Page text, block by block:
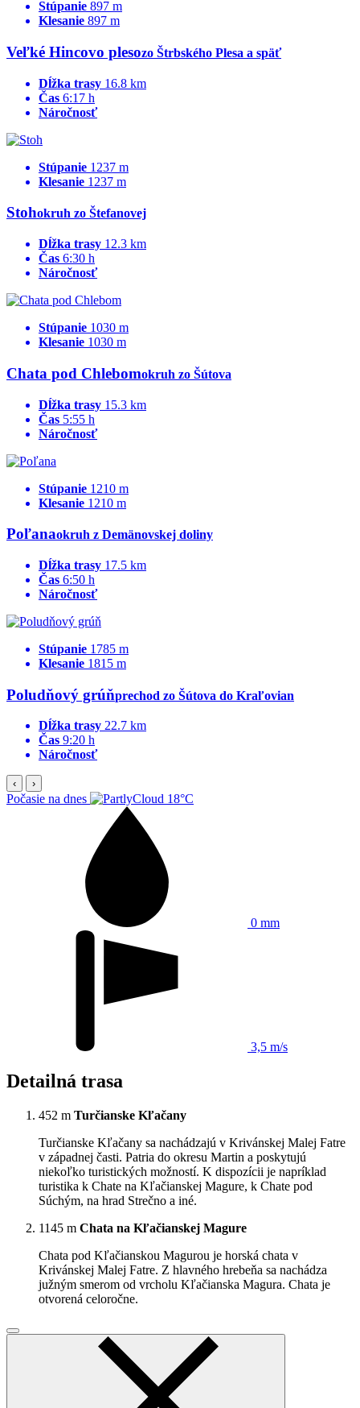
Stúpanie 897 m
Klesanie 897 m
Veľké Hincovo plesozo Štrbského Plesa a späť
Dĺžka trasy 16.8 km
Čas 6:17 h
Náročnosť
Stúpanie 1237 m
Klesanie 1237 m
Stohokruh zo Štefanovej
Dĺžka trasy 12.3 km
Čas 6:30 h
Náročnosť
Stúpanie 1030 m
Klesanie 1030 m
Chata pod Chlebomokruh zo Šútova
Dĺžka trasy 15.3 km
Čas 5:55 h
Náročnosť
Stúpanie 1210 m
Klesanie 1210 m
Poľanaokruh z Demänovskej doliny
Dĺžka trasy 17.5 km
Čas 6:50 h
Náročnosť
Stúpanie 1785 m
Klesanie 1815 m
Poludňový grúňprechod zo Šútova do Kraľovian
Dĺžka trasy 22.7 km
Čas 9:20 h
Náročnosť
‹ ›
Počasie na dnes 18°C
0 mm
3,5 m/s
Detailná trasa
452 m Turčianske Kľačany
Turčianske Kľačany sa nachádzajú v Krivánskej Malej Fatre
v západnej časti. Patria do okresu Martin a poskytujú
niekoľko turistických možností. K dispozícii je napríklad
turistika k Chate na Kľačianskej Magure, k Chate pod
Súchým, na hrad Strečno a iné.
1145 m Chata na Kľačianskej Magure
Chata pod Kľačianskou Magurou je horská chata v
Krivánskej Malej Fatre. Z hlavného hrebeňa sa nachádza
južným smerom od vrcholu Kľačianska Magura. Chata je
otvorená celoročne.